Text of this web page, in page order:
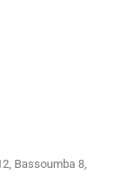
Bassoumba 8,